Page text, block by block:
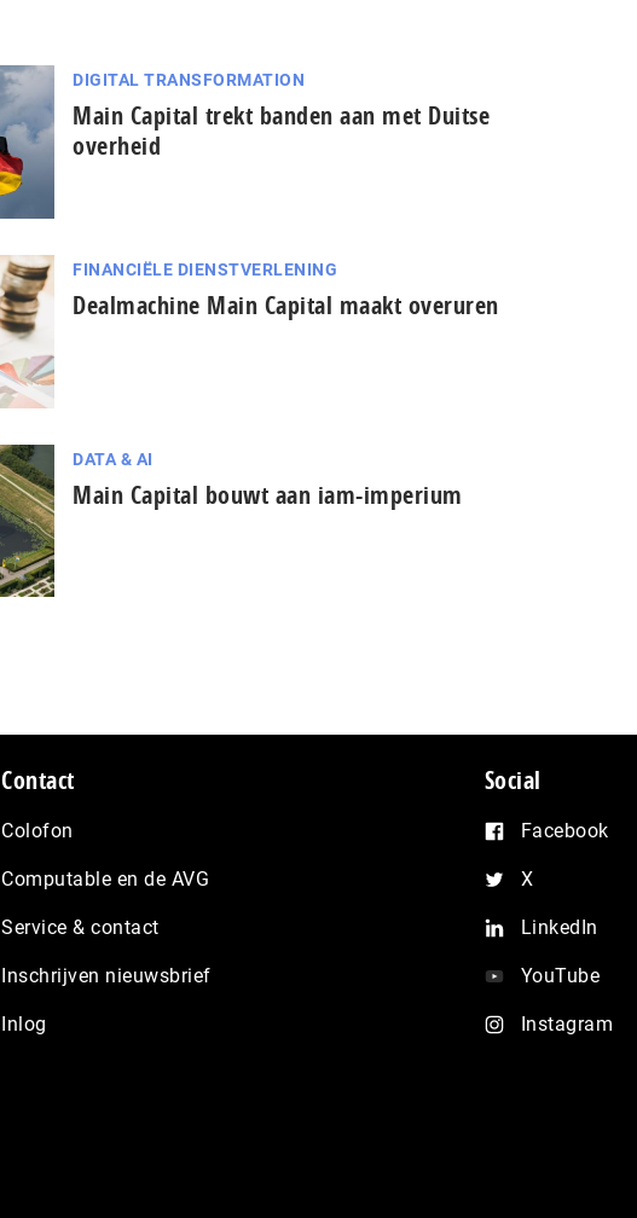
DIGITAL TRANSFORMATION
Main Capital trekt banden aan met Duitse
overheid
FINANCIËLE DIENSTVERLENING
Dealmachine Main Capital maakt overuren
DATA & AI
Main Capital bouwt aan iam-imperium
Contact
Colofon
Computable en de AVG
Service & contact
Inschrijven nieuwsbrief
Inlog
Social
Facebook
X
LinkedIn
YouTube
Instagram